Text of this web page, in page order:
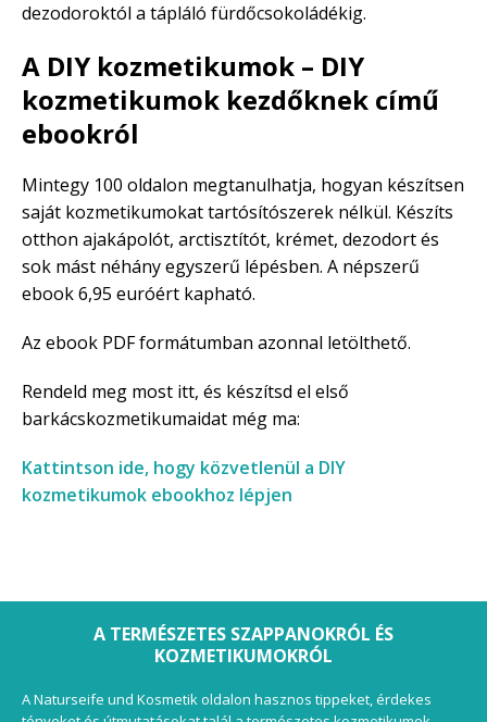
dezodoroktól a tápláló fürdőcsokoládékig.
A DIY kozmetikumok – DIY
kozmetikumok kezdőknek című
ebookról
Mintegy 100 oldalon megtanulhatja, hogyan készítsen
saját kozmetikumokat tartósítószerek nélkül. Készíts
otthon ajakápolót, arctisztítót, krémet, dezodort és
sok mást néhány egyszerű lépésben. A népszerű
ebook 6,95 euróért kapható.
Az ebook PDF formátumban azonnal letölthető.
Rendeld meg most itt, és készítsd el első
barkácskozmetikumaidat még ma:
Kattintson ide, hogy közvetlenül a DIY
kozmetikumok ebookhoz lépjen
A TERMÉSZETES SZAPPANOKRÓL ÉS
KOZMETIKUMOKRÓL
A Naturseife und Kosmetik oldalon hasznos tippeket, érdekes